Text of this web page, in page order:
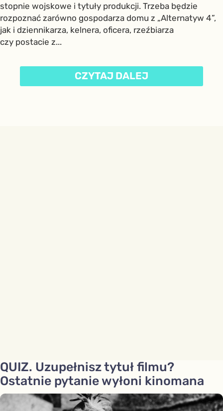
stopnie wojskowe i tytuły produkcji. Trzeba będzie
rozpoznać zarówno gospodarza domu z „Alternatyw 4”,
jak i dziennikarza, kelnera, oficera, rzeźbiarza
czy postacie z...
CZYTAJ DALEJ
QUIZ. Uzupełnisz tytuł filmu?
Ostatnie pytanie wyłoni kinomana